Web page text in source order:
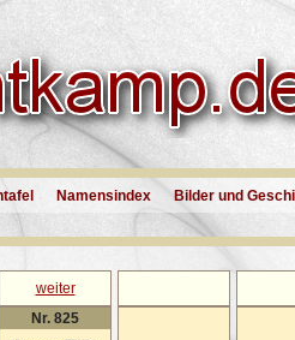
Namensindex Bilder und
weiter
Nr. 825